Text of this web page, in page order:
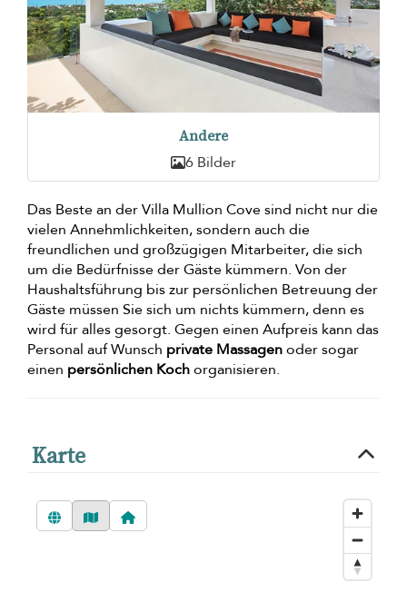
Andere
6 Bilder
Das Beste an der Villa Mullion Cove sind nicht nur die
vielen Annehmlichkeiten, sondern auch die
freundlichen und großzügigen Mitarbeiter, die sich
um die Bedürfnisse der Gäste kümmern. Von der
Haushaltsführung bis zur persönlichen Betreuung der
Gäste müssen Sie sich um nichts kümmern, denn es
wird für alles gesorgt. Gegen einen Aufpreis kann das
Personal auf Wunsch private Massagenoder sogar
einen persönlichen Kochorganisieren.
Karte